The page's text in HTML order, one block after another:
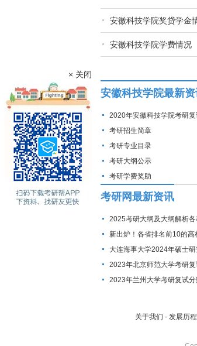
安徽科技学院奖贷学金
安徽科技学院学费情况
安徽科技学院最新
2020年安徽科技学院考研
考研招生简章
考研专业目录
考研大纲公示
考研学费奖助
考研网最新资讯
2025考研大纲及大纲解析各
新出炉！各省排名前10的高
大连海事大学2024年硕士
费标准及拟招生人数
2023年北京师范大学考研
2023年兰州大学考研复试
关于我们 - 发展历程
× 关闭